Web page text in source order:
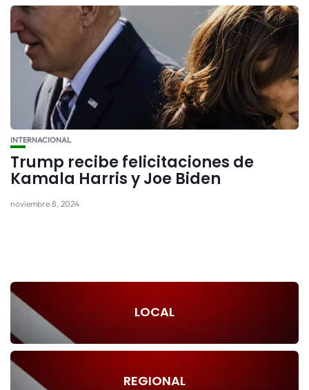
INTERNACIONAL
Trump recibe felicitaciones de
Kamala Harris y Joe Biden
noviembre 8, 2024
LOCAL
REGIONAL